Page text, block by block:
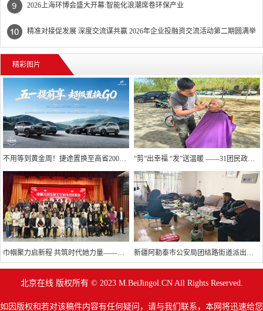
2026上海环博会盛大开幕:智能化浪潮席卷环保产业
精准对接促发展 深度交流谋共赢 2026年企业投融资交流活动第二期圆满举
行
精彩图片
不用等到黄金周！捷途置换至高省20000元 “剪”出幸福 “发”送温暖 ——31团民政服务站精准回应高龄独居老人“理发难”
北京在线 版权所有 © 2023 M.BeiJingol.CN All Rights Reserved.
如因版权和若对该稿件内容有任何疑问，请与我们联系，本网将迅速给您